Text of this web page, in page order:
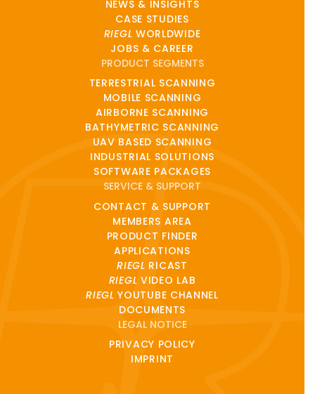
NEWS & INSIGHTS
CASE STUDIES
RIEGL WORLDWIDE
JOBS & CAREER
PRODUCT SEGMENTS
TERRESTRIAL SCANNING
MOBILE SCANNING
AIRBORNE SCANNING
BATHYMETRIC SCANNING
UAV BASED SCANNING
INDUSTRIAL SOLUTIONS
SOFTWARE PACKAGES
SERVICE & SUPPORT
CONTACT & SUPPORT
MEMBERS AREA
PRODUCT FINDER
APPLICATIONS
RIEGL RICAST
RIEGL VIDEO LAB
RIEGL YOUTUBE CHANNEL
DOCUMENTS
LEGAL NOTICE
PRIVACY POLICY
IMPRINT